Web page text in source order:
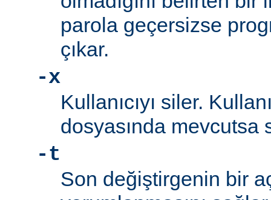
parola geçersizse
çıkar.
-x
Kullanıcıyı siler.
dosyasında mevcutsa
-t
Son değiştirgenin bir